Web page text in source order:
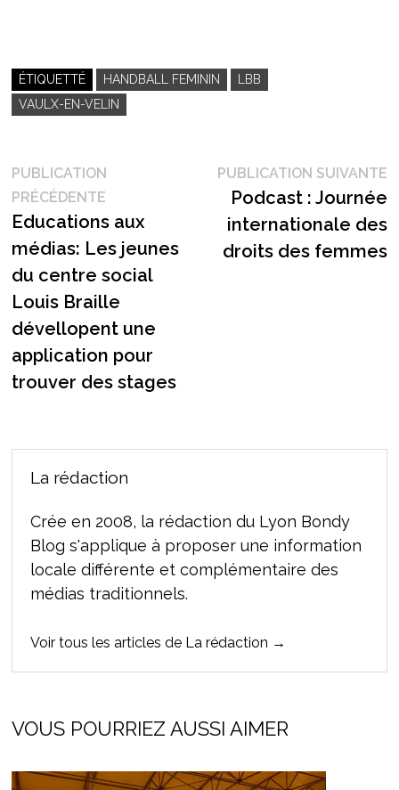
ÉTIQUETTÉ HANDBALL FEMININ
LBB
VAULX-EN-VELIN
Navigation
de
l’article
PUBLICATION
PRÉCÉDENTEPublication
précédente :
Educations aux
médias: Les jeunes
du centre social
Louis Braille
dévellopent une
application pour
trouver des stages
PUBLICATION SUIVANTE
Podcast : Journée
internationale des
droits des femmes
La rédaction
Crée en 2008, la rédaction du Lyon Bondy
Blog s'applique à proposer une information
locale différente et complémentaire des
médias traditionnels.
Voir tous les articles de La rédaction →
VOUS POURRIEZ AUSSI AIMER